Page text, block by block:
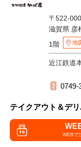
〒522-
滋賀県 彦
1階
地
近江鉄道
0749-
テイクアウト＆デ
WEBで